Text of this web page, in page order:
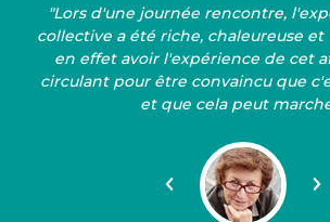
"Lors d'une journée rencontre,
collective a été riche, chaleureuse et
en effet avoir l'expérience de cet
circulant pour être convaincu que
et que cela peut
Précédent